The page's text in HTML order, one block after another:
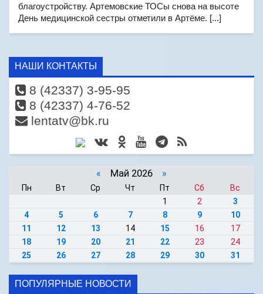
благоустройству. Артемовские ТОСы снова на высоте
День медицинской сестры отметили в Артёме. [...]
НАШИ КОНТАКТЫ
8 (42337) 3-95-95
8 (42337) 4-76-52
lentatv@bk.ru
« Май 2026 »
Пн Вт Ср Чт Пт Сб
Вс
1
2
3
4
5 6 7 8 9
10
11
12 13 14 15 16
17
18
19 20 21 22 23
24
25
26 27 28 29 30 31
ПОПУЛЯРНЫЕ НОВОСТИ